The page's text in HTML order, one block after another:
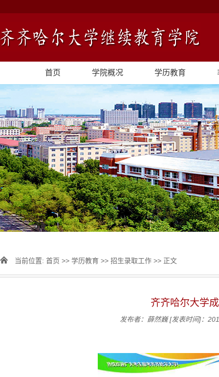
首页 学院概况 学历教育
当前位置: 首页 >> 学历教育 >> 招生录取工作 >> 正文
齐齐哈尔大学
发布者：薛然巍 [发表时间]：